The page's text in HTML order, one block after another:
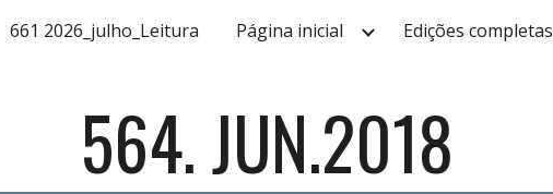
Skip to main content Skip to navigation
661 2026_julho_Leitura Página inicial Edições completas
564. JUN.2018